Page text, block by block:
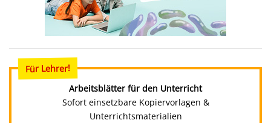
Für Lehrer!
Arbeitsblätter für den Unterricht
Sofort einsetzbare Kopiervorlagen &
Unterrichtsmaterialien